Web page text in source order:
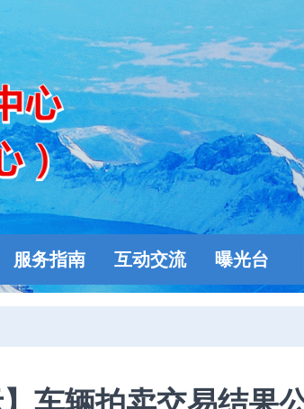
服务指南 互动交流 曝光台